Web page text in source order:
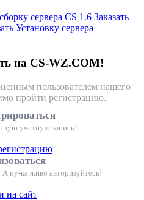
сервера CS 1.6 Заказать
Установку сервера
на CS-WZ.COM!
пользователем нашего
пройти регистрацию.
учетную запись!
ну-ка живо авторизуйтесь!
на сайт